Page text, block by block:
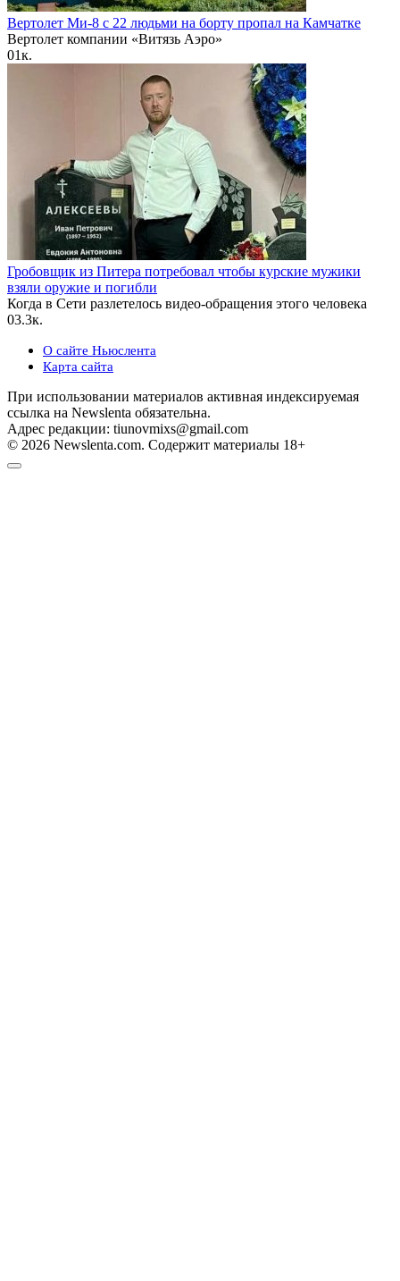
Вертолет Ми-8 с 22 людьми на борту пропал на Камчатке
Вертолет компании «Витязь Аэро»
01к.
Гробовщик из Питера потребовал чтобы курские мужики
взяли оружие и погибли
Когда в Сети разлетелось видео-обращения этого человека
03.3к.
О сайте Ньюслента
Карта сайта
При использовании материалов активная индексируемая
ссылка на Newslenta обязательна.
Адрес редакции: tiunovmixs@gmail.com
© 2026 Newslenta.com. Содержит материалы 18+